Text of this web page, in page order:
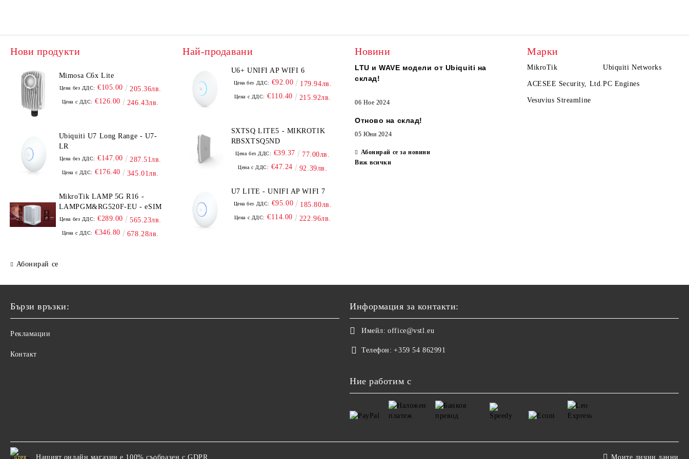
Нови продукти
Mimosa C6x Lite
Цена без ДДС: €105.00 205.36лв.
Цена с ДДС: €126.00 246.43лв.
Ubiquiti U7 Long Range - U7-
LR
Цена без ДДС: €147.00 287.51лв.
Цена с ДДС: €176.40 345.01лв.
MikroTik LAMP 5G R16 -
LAMPGM&RG520F-EU - eSIM
Цена без ДДС: €289.00 565.23лв.
Цена с ДДС: €346.80 678.28лв.
Абонирай се
Най-продавани
U6+ UNIFI AP WIFI 6
Цена без ДДС: €92.00 179.94лв.
Цена с ДДС: €110.40 215.92лв.
SXTSQ LITE5 - MIKROTIK
RBSXTSQ5ND
Цена без ДДС: €39.37 77.00лв.
Цена с ДДС: €47.24 92.39лв.
U7 LITE - UNIFI AP WIFI 7
Цена без ДДС: €95.00 185.80лв.
Цена с ДДС: €114.00 222.96лв.
Новини
LTU и WAVE модели от Ubiquiti на
склад!
06 Ное 2024
Отново на склад!
05 Юни 2024
Абонирай се за новини
Виж всички
Марки
MikroTik Ubiquiti Networks
ACESEE Security, Ltd.PC Engines
Vesuvius Streamline
Бързи връзки:
Рекламации
Контакт
Информация за контакти:
Имейл: office@vstl.eu
Телефон: +359 54 862991
Ние работим с
GDPR Нашият онлайн магазин е 100% съобразен с GDPR. Моите лични данни